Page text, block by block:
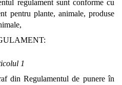
regulament sunt conforme cu
pentru plante, animale, produse
1
din Regulamentul de punere în